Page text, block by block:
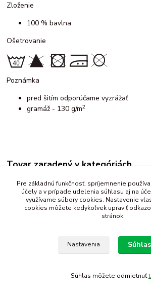
Zloženie
100 % bavlna
Ošetrovanie
Poznámka
pred šitím odporúčame vyzrážať
gramáž - 130 g/m2
Tovar zaradený v kategóriách
Bavlna, popelín, sýpkovina
kvety, listy
Pre základnú funkčnosť, spríjemnenie
účely a v prípade udelenia súhlasu aj na
využívame súbory cookies. Nastavenie
cookies môžete kedykoľvek upraviť
stránok.
Nastavenia
Súhlas môžete odmietnuť